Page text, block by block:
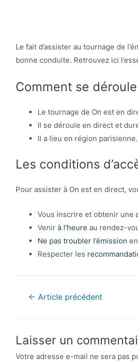
Le fait d’assister au tournage de
bonne conduite. Retrouvez ici
Comment se
Le tournage de On est en
Il se déroule en direct et
Il a lieu en région parisienne.
Les conditions
Pour assister à On est en direct,
Vous inscrire et obtenir une
Venir à l’heure au rendez-
Ne pas troubler l’émission
Respecter les
Navigation
← Article précédent
Laisser un
Votre adresse e-mail ne sera pas